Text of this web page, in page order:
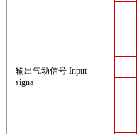
输出气动信号 Input
signa